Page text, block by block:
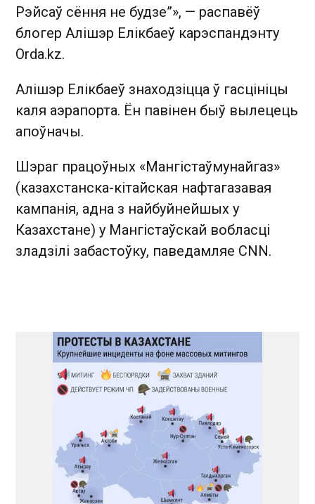
Рэйсаў сёння не будзе”», — распавёў
блогер Алішэр Елікбаеў карэспандэнту
Orda.kz.
Алішэр Елікбаеў знаходзіцца ў гасцініцы
каля аэрапорта. Ён павінен быў вылецець
апоўначы.
Шэраг працоўных «Мангістаўмунайгаз»
(казахстанска-кітайская нафтагазавая
кампанія, адна з найбуйнейшых у
Казахстане) у Мангістаўскай вобласці
зладзілі забастоўку, паведамляе CNN.